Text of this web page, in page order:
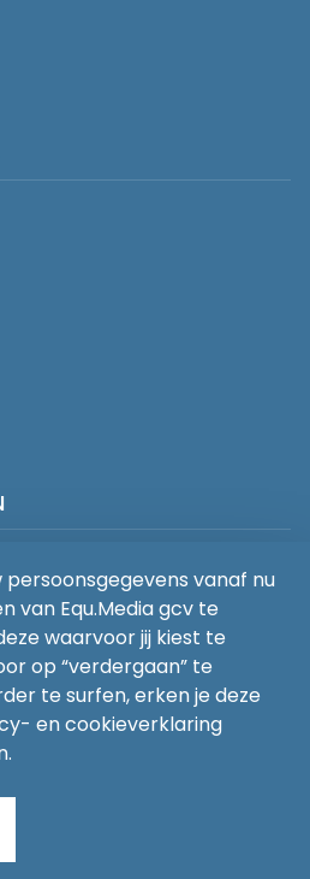
Aalter België
BV
persoonsgegevens vanaf nu
van Equ.Media gcv te
waarvoor jij kiest te
op “verdergaan” te
te surfen, erken je deze
en cookieverklaring